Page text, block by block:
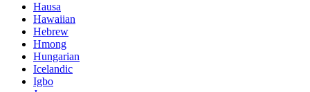
Hausa
Hawaiian
Hebrew
Hmong
Hungarian
Icelandic
Igbo